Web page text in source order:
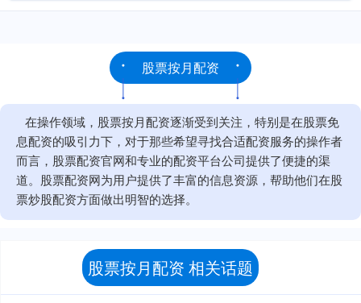
股票按月配资
在操作领域，股票按月配资逐渐受到关注，特别是在股票免
息配资的吸引力下，对于那些希望寻找合适配资服务的操作者
而言，股票配资官网和专业的配资平台公司提供了便捷的渠
道。股票配资网为用户提供了丰富的信息资源，帮助他们在股
票炒股配资方面做出明智的选择。
股票按月配资 相关话题